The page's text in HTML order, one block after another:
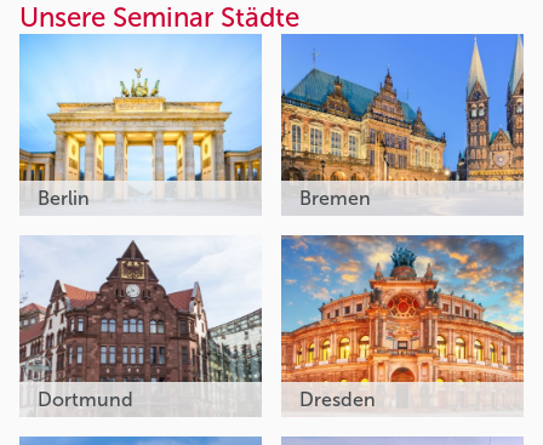
Unsere Seminar Städte
Berlin Bremen
Dortmund Dresden